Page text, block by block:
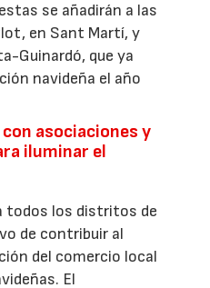
se añadirán a las
en Sant Martí, y
Guinardó, que ya
navideña el año
asociaciones y
iluminar el
todos los distritos de
de contribuir al
del comercio local
El